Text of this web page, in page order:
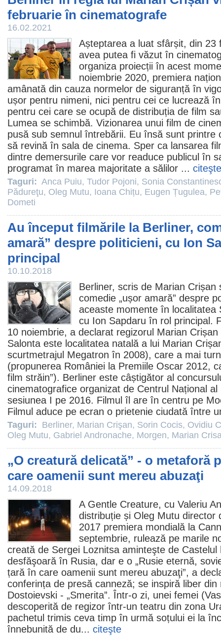
februarie în cinematografe
16.02.2021
Așteptarea a luat sfârșit, din
avea putea fi văzut în
organiza proiecții în acest
noiembrie 2020, premiera
amânată din cauza normelor de siguranță în
ușor pentru nimeni, nici pentru cei ce lucrează
pentru cei care se ocupă de distribuția de film
Lumea se schimbă. Vizionarea unui film de
pusă sub semnul întrebării. Eu însă sunt printre
să revină în sala de cinema. Sper ca lansarea
dintre demersurile care vor readuce publicul în
programat în marea majoritate a sălilor ... citeşte
Taguri: Anca Puiu, Tudor Pojoni, Sonia
Pădureţu, Oleg Mutu, Ioana Chițu, Eugen Țugulea,
Dometi
Au început filmările la Berliner,
amară” despre politicieni, cu Ion
principal
10.10.2018
Berliner, scris de Marian Crișan
comedie „ușor amară” despre
aceaste momente în localitatea
cu Ion Sapdaru în rol principal.
10 noiembrie, a declarat regizorul Marian
Salonta este localitatea natală a lui Marian
scurtmetrajul Megatron în 2008), care a mai
(propunerea României la Premiile Oscar 2012,
film străin”). Berliner este câștigător al
cinematografice organizat de Centrul Național
sesiunea I pe 2016. Filmul îl are în centru pe
Filmul aduce pe ecran o prietenie ciudată între
Taguri: Berliner, Marian Crişan, Sorin Cocis, Ovidiu
Oleg Mutu, Gabriel Andronache, Morgen, Marian
„O creatură delicată” - o metaforă
care oamenii sunt mereu abuzaţi
14.09.2018
A Gentle Creature, cu Valeriu
distribuție și Oleg Mutu director
2017 premiera mondială la
septembrie, rulează pe marile
creată de Sergei Loznitsa aminteşte de
desfăşoară în Rusia, dar e o „Rusie eternă,
țară în care oamenii sunt mereu abuzaţi”, a
conferința de presă canneză; se inspiră liber
Dostoievski - „Smerita”. Într-o zi, unei femei
descoperită de regizor într-un teatru din zona
pachetul trimis ceva timp în urmă soțului ei la
înnebunită de du... citeşte